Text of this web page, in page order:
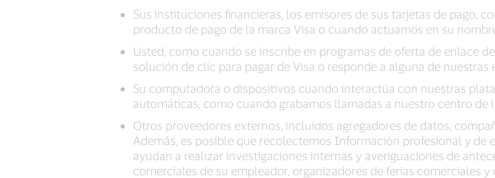
Sus instituciones financieras, los emisores de sus tarjetas de pago,
producto de pago de la marca Visa o cuando actuamos en su
Usted, como cuando se inscribe en programas de oferta de enlace
solución de clic para pagar de Visa o responde a alguna de nuestras
Su computadora o dispositivos cuando interactúa con nuestras
automáticas, como cuando grabamos llamadas a nuestro centro
Otros proveedores externos, incluidos agregadores de datos,
Además, es posible que recolectemos Información profesional y de
ayudan a realizar investigaciones internas y averiguaciones de
comerciales de su empleador, organizadores de ferias comerciales